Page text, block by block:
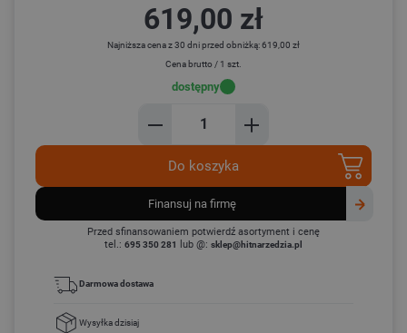
619,00 zł
Najniższa cena z 30 dni przed obniżką: 619,00 zł
Cena brutto / 1 szt.
dostępny
Do koszyka
finansuj na firmę
Przed sfinansowaniem potwierdź asortyment i cenę
tel.: 695 350 281 lub @: sklep@hitnarzedzia.pl
Darmowa dostawa
Wysyłkadzisiaj